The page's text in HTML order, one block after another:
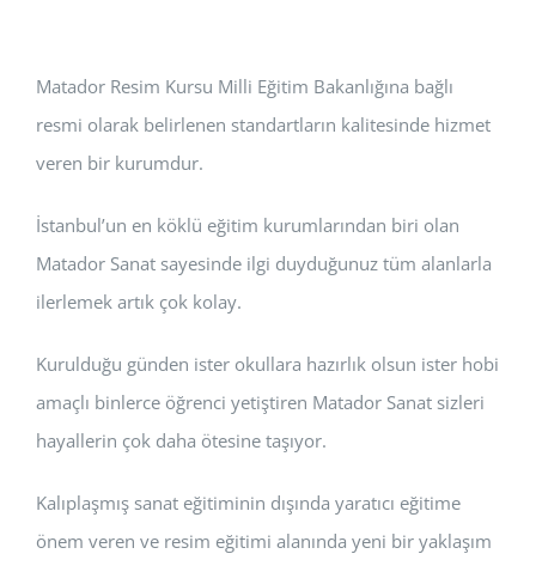
Matador Resim Kursu Milli Eğitim Bakanlığına bağlı
resmi olarak belirlenen standartların kalitesinde hizmet
veren bir kurumdur.
İstanbul’un en köklü eğitim kurumlarından biri olan
Matador Sanat sayesinde ilgi duyduğunuz tüm alanlarla
ilerlemek artık çok kolay.
Kurulduğu günden ister okullara hazırlık olsun ister hobi
amaçlı binlerce öğrenci yetiştiren Matador Sanat sizleri
hayallerin çok daha ötesine taşıyor.
Kalıplaşmış sanat eğitiminin dışında yaratıcı eğitime
önem veren ve resim eğitimi alanında yeni bir yaklaşım